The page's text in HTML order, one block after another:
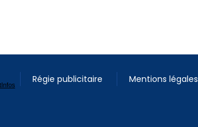
Régie publicitaire Mentions légales